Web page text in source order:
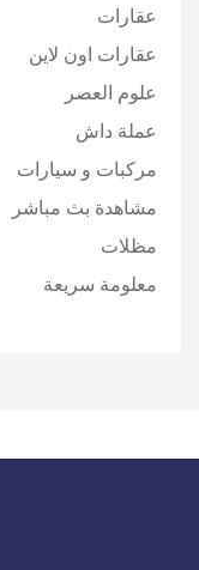
عقارات
عقارات اون لاين
علوم العصر
عملة داش
مركبات و سيارات
مشاهدة بث مباشر
مظلات
معلومة سريعة